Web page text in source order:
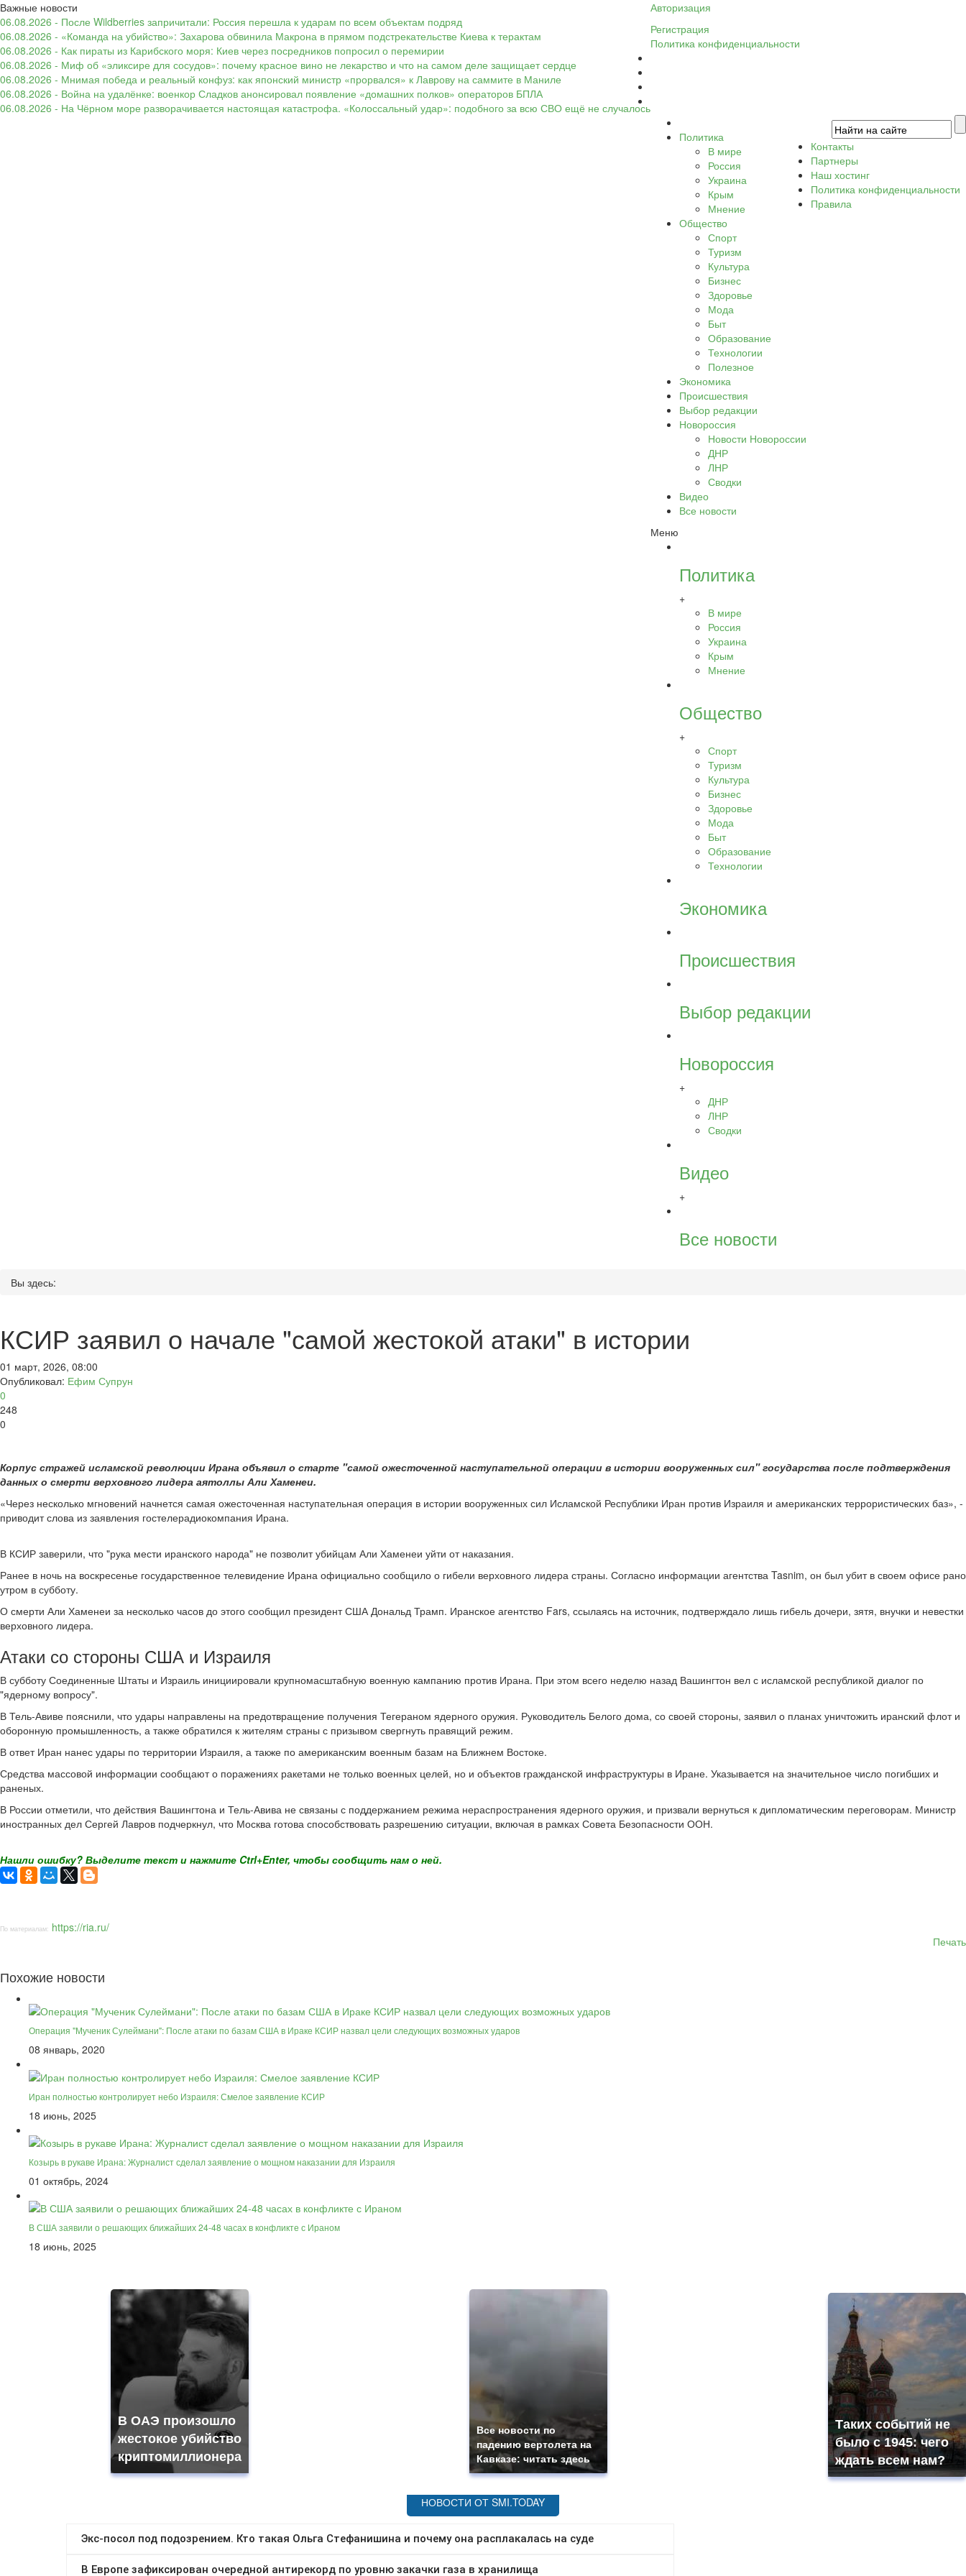
Важные новости
06.08.2026 - После Wildberries запричитали: Россия перешла к ударам по всем объектам подряд
06.08.2026 - «Команда на убийство»: Захарова обвинила Макрона в прямом подстрекательстве Киева к терактам
06.08.2026 - Как пираты из Карибского моря: Киев через посредников попросил о перемирии
06.08.2026 - Миф об «эликсире для сосудов»: почему красное вино не лекарство и что на самом деле защищает сердце
06.08.2026 - Мнимая победа и реальный конфуз: как японский министр «прорвался» к Лаврову на саммите в Маниле
06.08.2026 - Война на удалёнке: военкор Сладков анонсировал появление «домашних полков» операторов БПЛА
06.08.2026 - На Чёрном море разворачивается настоящая катастрофа. «Колоссальный удар»: подобного за всю СВО ещё не случалось
Авторизация
Регистрация
Политика конфиденциальности
Политика
В мире
Россия
Украина
Крым
Мнение
Общество
Спорт
Туризм
Культура
Бизнес
Здоровье
Мода
Быт
Образование
Технологии
Полезное
Экономика
Происшествия
Выбор редакции
Новороссия
Новости Новороссии
ДНР
ЛНР
Сводки
Видео
Все новости
Меню
Политика
+
В мире
Россия
Украина
Крым
Мнение
Общество
+
Спорт
Туризм
Культура
Бизнес
Здоровье
Мода
Быт
Образование
Технологии
Экономика
Происшествия
Выбор редакции
Новороссия
+
ДНР
ЛНР
Сводки
Видео
+
Все новости
Контакты
Партнеры
Наш хостинг
Политика конфиденциальности
Правила
Вы здесь:
КСИР заявил о начале "самой жестокой атаки" в истории
01 март, 2026, 08:00
Опубликовал: Ефим Супрун
0
248
0
Корпус стражей исламской революции Ирана объявил о старте "самой ожесточенной наступательной операции в истории вооруженных сил" государства после подтверждения
данных о смерти верховного лидера аятоллы Али Хаменеи.
«Через несколько мгновений начнется самая ожесточенная наступательная операция в истории вооруженных сил Исламской Республики Иран против Израиля и американских террористических баз», -
приводит слова из заявления гостелерадиокомпания Ирана.
В КСИР заверили, что "рука мести иранского народа" не позволит убийцам Али Хаменеи уйти от наказания.
Ранее в ночь на воскресенье государственное телевидение Ирана официально сообщило о гибели верховного лидера страны. Согласно информации агентства Tasnim, он был убит в своем офисе рано
утром в субботу.
О смерти Али Хаменеи за несколько часов до этого сообщил президент США Дональд Трамп. Иранское агентство Fars, ссылаясь на источник, подтверждало лишь гибель дочери, зятя, внучки и невестки
верховного лидера.
Атаки со стороны США и Израиля
В субботу Соединенные Штаты и Израиль инициировали крупномасштабную военную кампанию против Ирана. При этом всего неделю назад Вашингтон вел с исламской республикой диалог по
"ядерному вопросу".
В Тель-Авиве пояснили, что удары направлены на предотвращение получения Тегераном ядерного оружия. Руководитель Белого дома, со своей стороны, заявил о планах уничтожить иранский флот и
оборонную промышленность, а также обратился к жителям страны с призывом свергнуть правящий режим.
В ответ Иран нанес удары по территории Израиля, а также по американским военным базам на Ближнем Востоке.
Средства массовой информации сообщают о поражениях ракетами не только военных целей, но и объектов гражданской инфраструктуры в Иране. Указывается на значительное число погибших и
раненых.
В России отметили, что действия Вашингтона и Тель-Авива не связаны с поддержанием режима нераспространения ядерного оружия, и призвали вернуться к дипломатическим переговорам. Министр
иностранных дел Сергей Лавров подчеркнул, что Москва готова способствовать разрешению ситуации, включая в рамках Совета Безопасности ООН.
Нашли ошибку? Выделите текст и нажмите Ctrl+Enter, чтобы сообщить нам о ней.
По материалам: https://ria.ru/
Печать
Похожие новости
Операция "Мученик Сулеймани": После атаки по базам США в Ираке КСИР назвал цели следующих возможных ударов
08 январь, 2020
Иран полностью контролирует небо Израиля: Смелое заявление КСИР
18 июнь, 2025
Козырь в рукаве Ирана: Журналист сделал заявление о мощном наказании для Израиля
01 октябрь, 2024
В США заявили о решающих ближайших 24-48 часах в конфликте с Ираном
18 июнь, 2025
В ОАЭ произошло
жестокое убийство
криптомиллионера
Все новости по
падению вертолета на
Кавказе: читать здесь
Таких событий не
было с 1945: чего
ждать всем нам?